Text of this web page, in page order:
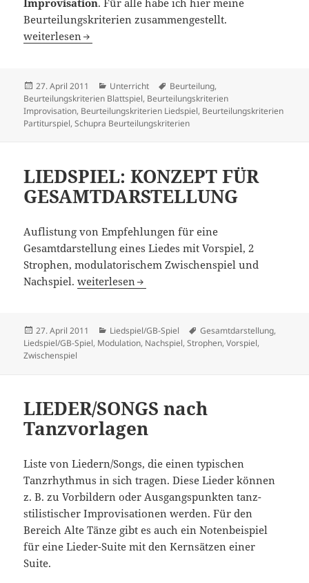
Improvisation. Für alle habe ich hier meine
Beurteilungskriterien zusammengestellt.
BEURTEILUNGSKRITERIEN im Fach Schulpraktisches
weiterlesen
Veröffentlicht
am
27. April 2011 Kategorien
Unterricht Schlagwörter
Beurteilung,
Beurteilungskriterien Blattspiel, Beurteilungskriterien
Improvisation, Beurteilungskriterien Liedspiel, Beurteilungskriterien
Partiturspiel,Schupra Beurteilungskriterien
LIEDSPIEL: KONZEPT FÜR
GESAMTDARSTELLUNG
Auflistung von Empfehlungen für eine
Gesamtdarstellung eines Liedes mit Vorspiel, 2
Strophen, modulatorischem Zwischenspiel und
Nachspiel.LIEDSPIEL: KONZEPT FÜR
weiterlesen
Veröffentlicht
am
27. April 2011 Kategorien
Liedspiel/GB-Spiel Schlagwörter
Gesamtdarstellung,
Liedspiel/GB-Spiel, Modulation, Nachspiel,Strophen,Vorspiel,
Zwischenspiel
LIEDER/SONGS nach
Tanzvorlagen
Liste von Liedern/Songs, die einen typischen
Tanzrhythmus in sich tragen. Diese Lieder können
z. B. zu Vorbildern oder Ausgangspunkten tanz-
stilistischer Improvisationen werden. Für den
Bereich Alte Tänze gibt es auch ein Notenbeispiel
für eine Lieder-Suite mit den Kernsätzen einer
Suite.